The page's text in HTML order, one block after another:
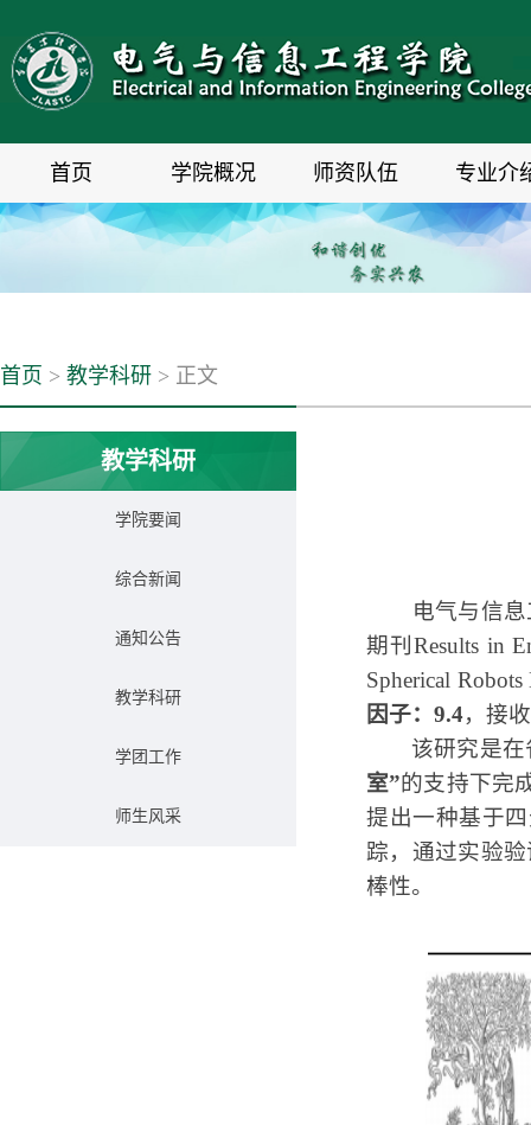
首页 学院概况 师资队伍 专业介
首页 > 教学科研 > 正文
教学科研
学院要闻
综合新闻
通知公告
教学科研
学团工作
师生风采
电气与信
期刊Results in
Spherical
因子：9.4，接
该研究是
室”的支持下完
提出一种基于
踪，通过实验
棒性。